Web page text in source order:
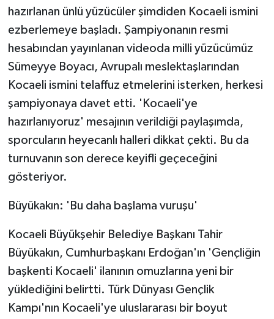
hazırlanan ünlü yüzücüler şimdiden Kocaeli ismini
ezberlemeye başladı. Şampiyonanın resmi
hesabından yayınlanan videoda milli yüzücümüz
Sümeyye Boyacı, Avrupalı meslektaşlarından
Kocaeli ismini telaffuz etmelerini isterken, herkesi
şampiyonaya davet etti. 'Kocaeli'ye
hazırlanıyoruz' mesajının verildiği paylaşımda,
sporcuların heyecanlı halleri dikkat çekti. Bu da
turnuvanın son derece keyifli geçeceğini
gösteriyor.
Büyükakın: 'Bu daha başlama vuruşu'
Kocaeli Büyükşehir Belediye Başkanı Tahir
Büyükakın, Cumhurbaşkanı Erdoğan'ın 'Gençliğin
başkenti Kocaeli' ilanının omuzlarına yeni bir
yüklediğini belirtti. Türk Dünyası Gençlik
Kampı'nın Kocaeli'ye uluslararası bir boyut